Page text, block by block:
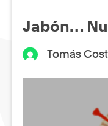
Jabón…
Tomás